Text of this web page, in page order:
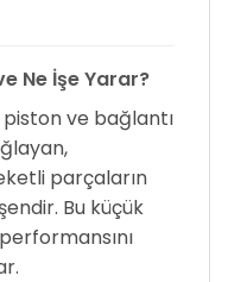
Ne İşe Yarar?
ve bağlantı
parçaların
Bu küçük